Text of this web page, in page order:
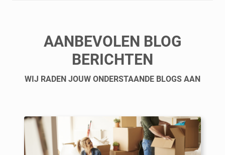
AANBEVOLEN BLOG
BERICHTEN
WIJ RADEN JOUW ONDERSTAANDE BLOGS AAN